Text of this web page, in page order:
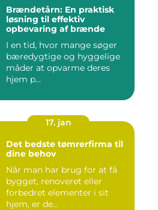
Brændetårn: En praktisk
løsning til effektiv
opbevaring af brænde
I en tid, hvor mange søger
bæredygtige og hyggelige
måder at opvarme deres
hjem p...
17. jan
Det bedste tømrerfirma til
dine behov
Når man har brug for at få
bygget, renoveret eller
forbedret elementer i sit
hjem, er de...